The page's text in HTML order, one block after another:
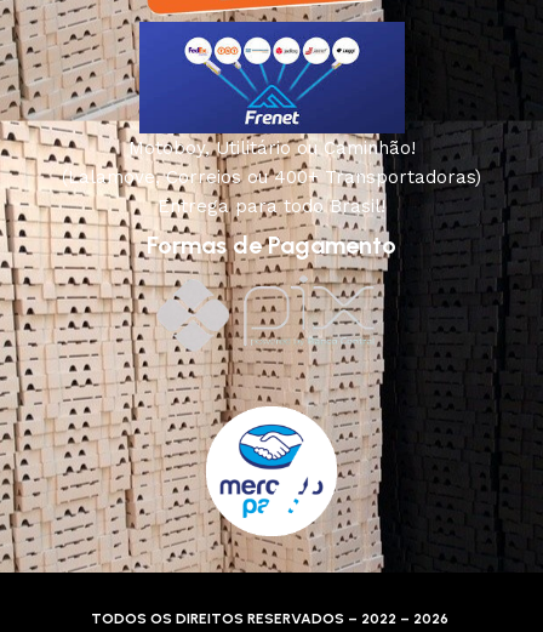
Motoboy, Utilitário ou Caminhão!
(Lalamove, Correios ou 400+ Transportadoras)
Entrega para todo Brasil!
Formas de Pagamento
TODOS OS DIREITOS RESERVADOS – 2022 – 2026